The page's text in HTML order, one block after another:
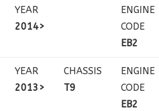
YEAR
2014>
ENGINE
CODE
EB2
YEAR
2013>
CHASSIS
T9
ENGINE
CODE
EB2